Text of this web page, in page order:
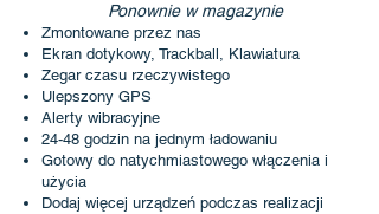
Ponownie w magazynie
Zmontowane przez nas
Ekran dotykowy, Trackball, Klawiatura
Zegar czasu rzeczywistego
Ulepszony GPS
Alerty wibracyjne
24-48 godzin na jednym ładowaniu
Gotowy do natychmiastowego włączenia i
użycia
Dodaj więcej urządzeń podczas realizacji